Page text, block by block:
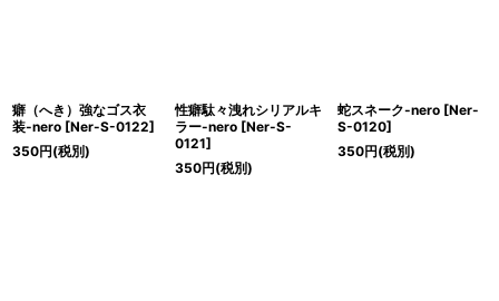
癖（へき）強なゴス衣
装-nero [Ner-S-0122]
350円(税別)
性癖駄々洩れシリアルキ
ラー-nero [Ner-S-
0121]
350円(税別)
蛇スネーク-nero [Ner-
S-0120]
350円(税別)